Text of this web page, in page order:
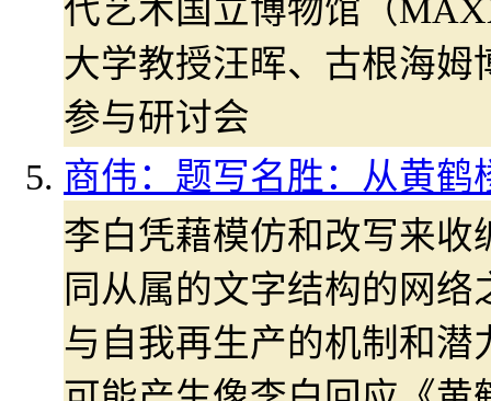
代艺术国立博物馆（
大学教授汪晖、古根海
参与研讨会
商伟：题写名胜：从黄鹤
李白凭藉模仿和改写来
同从属的文字结构的网
与自我再生产的机制和